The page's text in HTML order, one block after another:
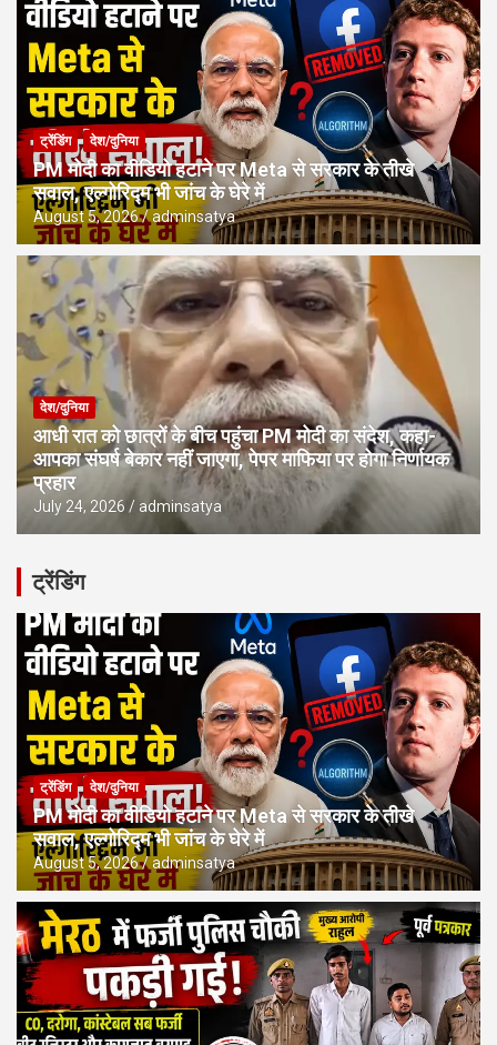
ट्रेंडिंग देश/दुनिया
PM मोदी का वीडियो हटाने पर Meta से सरकार के तीखे
सवाल, एल्गोरिद्म भी जांच के घेरे में
August 5, 2026 adminsatya
देश/दुनिया
आधी रात को छात्रों के बीच पहुंचा PM मोदी का संदेश, कहा-
आपका संघर्ष बेकार नहीं जाएगा, पेपर माफिया पर होगा निर्णायक
प्रहार
July 24, 2026 adminsatya
ट्रेंडिंग
ट्रेंडिंग देश/दुनिया
PM मोदी का वीडियो हटाने पर Meta से सरकार के तीखे
सवाल, एल्गोरिद्म भी जांच के घेरे में
August 5, 2026 adminsatya